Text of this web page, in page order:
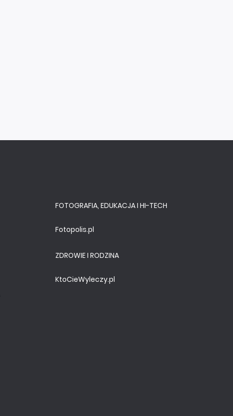
FOTOGRAFIA, EDUKACJA I HI-TECH
Fotopolis.pl
ZDROWIE I RODZINA
KtoCieWyleczy.pl